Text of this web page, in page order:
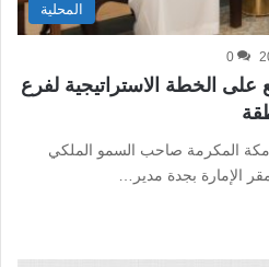
المحلية
0
على الخطة الاستراتيجية لفرع
المكرمة صاحب السمو الملكي
الإمارة بجدة مدير…